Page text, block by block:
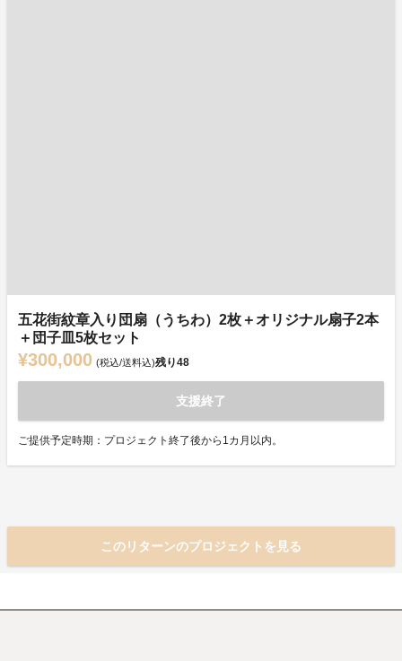
五花街紋章入り団扇（うちわ）2枚＋オリジナル扇子2本
＋団子皿5枚セット
¥300,000 (税込/送料込)残り48
支援終了
ご提供予定時期：プロジェクト終了後から1カ月以内。
このリターンのプロジェクトを見る